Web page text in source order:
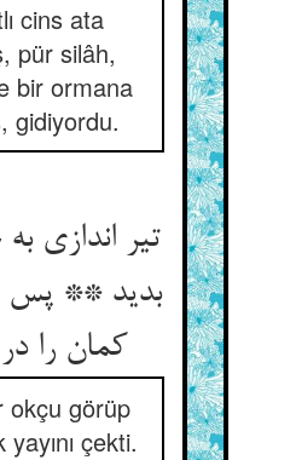
cins ata
pür silâh,
bir ormana
gidiyordu.
تیر اندازی
بدید ** پس
کمان را
okçu görüp
çekti.